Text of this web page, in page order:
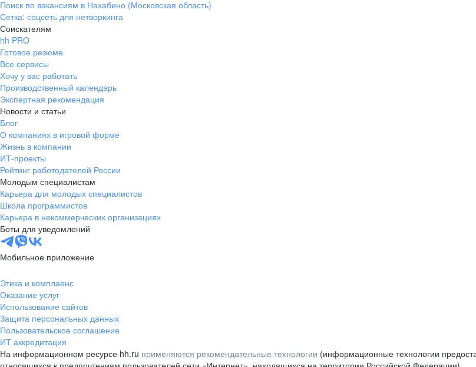
Поиск по вакансиям в Нахабино (Московская область)
Сетка: соцсеть для нетворкинга
Соискателям
hh PRO
Готовое резюме
Все сервисы
Хочу у вас работать
Производственный календарь
Экспертная рекомендация
Новости и статьи
Блог
О компаниях в игровой форме
Жизнь в компании
ИТ-проекты
Рейтинг работодателей России
Молодым специалистам
Карьера для молодых специалистов
Школа программистов
Карьера в некоммерческих организациях
Боты для уведомлений
Мобильное приложение
Этика и комплаенс
Оказание услуг
Использование сайтов
Защита персональных данных
Пользовательское соглашение
ИТ аккредитация
На информационном ресурсе hh.ru применяются рекомендательные технологии (информационные технологии